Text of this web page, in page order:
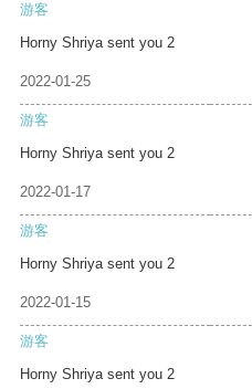
游客
Horny Shriya sent you 2
2022-01-25
游客
Horny Shriya sent you 2
2022-01-17
游客
Horny Shriya sent you 2
2022-01-15
游客
Horny Shriya sent you 2